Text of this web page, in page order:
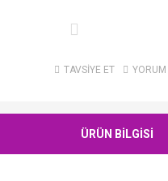
TAVSİYE ET YORUM
ÜRÜN BİLGİSİ